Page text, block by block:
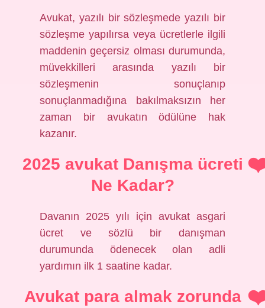
Avukat, yazılı bir sözleşmede yazılı bir
sözleşme yapılırsa veya ücretlerle ilgili
maddenin geçersiz olması durumunda,
müvekkilleri arasında yazılı bir
sözleşmenin sonuçlanıp
sonuçlanmadığına bakılmaksızın her
zaman bir avukatın ödülüne hak
kazanır.
2025 avukat Danışma ücreti
Ne Kadar?
Davanın 2025 yılı için avukat asgari
ücret ve sözlü bir danışman
durumunda ödenecek olan adli
yardımın ilk 1 saatine kadar.
Avukat para almak zorunda